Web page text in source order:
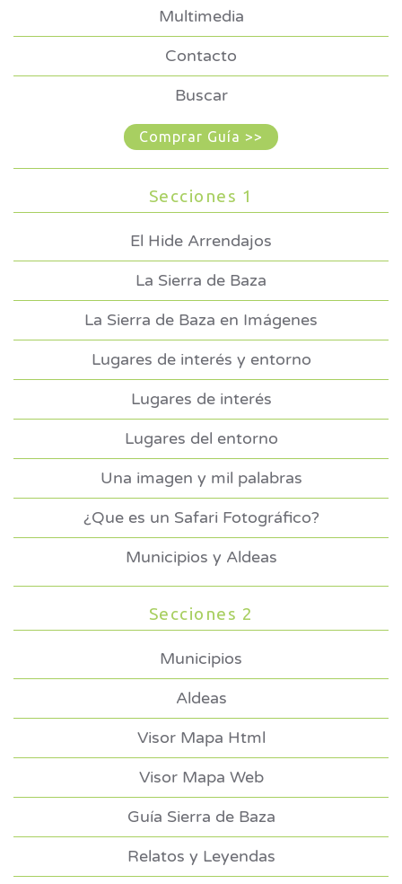
Multimedia
Contacto
Buscar
Comprar Guía >>
Secciones 1
El Hide Arrendajos
La Sierra de Baza
La Sierra de Baza en Imágenes
Lugares de interés y entorno
Lugares de interés
Lugares del entorno
Una imagen y mil palabras
¿Que es un Safari Fotográfico?
Municipios y Aldeas
Secciones 2
Municipios
Aldeas
Visor Mapa Html
Visor Mapa Web
Guía Sierra de Baza
Relatos y Leyendas